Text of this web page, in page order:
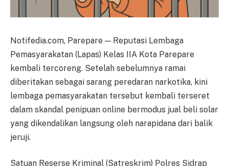
Notifedia.com, Parepare — Reputasi Lembaga
Pemasyarakatan (Lapas) Kelas IIA Kota Parepare
kembali tercoreng. Setelah sebelumnya ramai
diberitakan sebagai sarang peredaran narkotika, kini
lembaga pemasyarakatan tersebut kembali terseret
dalam skandal penipuan online bermodus jual beli solar
yang dikendalikan langsung oleh narapidana dari balik
jeruji.
Satuan Reserse Kriminal (Satreskrim) Polres Sidrap